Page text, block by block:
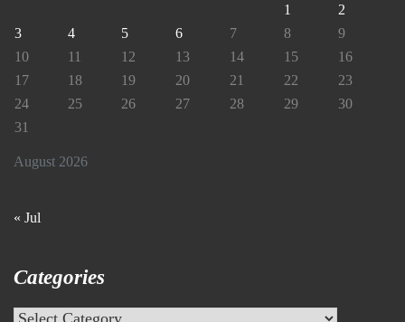
August 2026
1
2
3
4 5 6 7 8
9
10
11 12 13 14 15
16
17
18 19 20 21 22
23
24
25 26 27 28 29
30
31
« Jul
Categories
Categories